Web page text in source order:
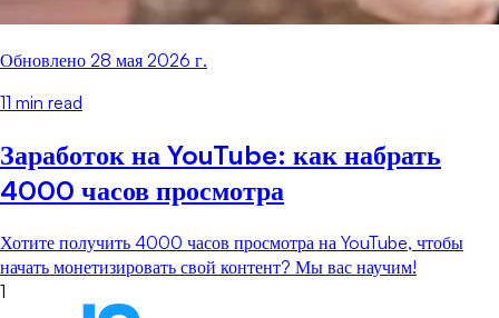
Обновлено 28 мая 2026 г.
11 min read
Заработок на YouTube: как набрать
4000 часов просмотра
Хотите получить 4000 часов просмотра на YouTube, чтобы
начать монетизировать свой контент? Мы вас научим!
1